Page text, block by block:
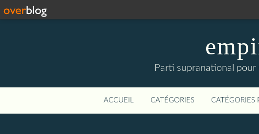
Parti supranational pour
ACCUEIL CATÉGORIES CATÉGORIES